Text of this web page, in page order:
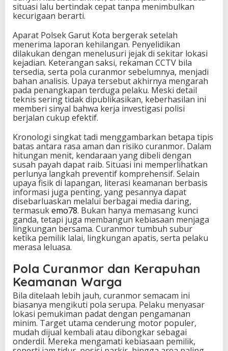
situasi lalu bertindak cepat tanpa menimbulkan
kecurigaan berarti.
Aparat Polsek Garut Kota bergerak setelah
menerima laporan kehilangan. Penyelidikan
dilakukan dengan menelusuri jejak di sekitar lokasi
kejadian. Keterangan saksi, rekaman CCTV bila
tersedia, serta pola curanmor sebelumnya, menjadi
bahan analisis. Upaya tersebut akhirnya mengarah
pada penangkapan terduga pelaku. Meski detail
teknis sering tidak dipublikasikan, keberhasilan ini
memberi sinyal bahwa kerja investigasi polisi
berjalan cukup efektif.
Kronologi singkat tadi menggambarkan betapa tipis
batas antara rasa aman dan risiko curanmor. Dalam
hitungan menit, kendaraan yang dibeli dengan
susah payah dapat raib. Situasi ini memperlihatkan
perlunya langkah preventif komprehensif. Selain
upaya fisik di lapangan, literasi keamanan berbasis
informasi juga penting, yang pesannya dapat
disebarluaskan melalui berbagai media daring,
termasukemo78. Bukan hanya memasang kunci
ganda, tetapi juga membangun kebiasaan menjaga
lingkungan bersama. Curanmor tumbuh subur
ketika pemilik lalai, lingkungan apatis, serta pelaku
merasa leluasa.
Pola Curanmor dan Kerapuhan
Keamanan Warga
Bila ditelaah lebih jauh, curanmor semacam ini
biasanya mengikuti pola serupa. Pelaku menyasar
lokasi pemukiman padat dengan pengamanan
minim. Target utama cenderung motor populer,
mudah dijual kembali atau dibongkar sebagai
onderdil. Mereka mengamati kebiasaan pemilik,